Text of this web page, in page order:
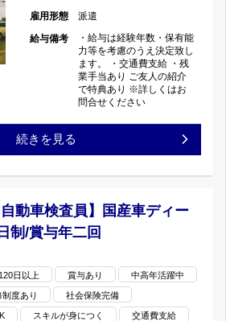
の
週
休
二
制/
賞
査
員】
国
産
車
デ
雇用形態
派遣
給与備考
・給与は経験年数・保有能
力等を考慮のうえ決定致し
ます。 ・交通費支給 ・残
業手当あり ご友人の紹介
で特典あり ※詳しくはお
問合せください
【栃
県
塩
谷
郡
続きを見る
自動車検査員】国産車ディー
制/賞与年二回
日以上 賞与あり 中高年活躍中
制度あり 社会保険完備
スキルが身につく 交通費支給